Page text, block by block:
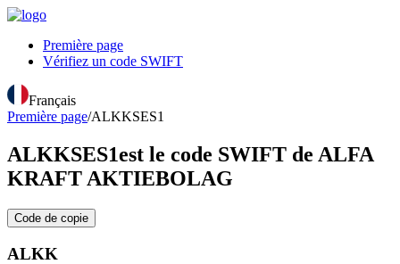
Première page
Vérifiez un code SWIFT
Français
Première page/ALKKSES1
ALKKSES1est le code SWIFT de ALFA
KRAFT AKTIEBOLAG
Code de copie
ALKK